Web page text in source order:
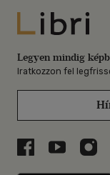
Libri
Legyen mindig
Iratkozzon fel
Libri aLibri a